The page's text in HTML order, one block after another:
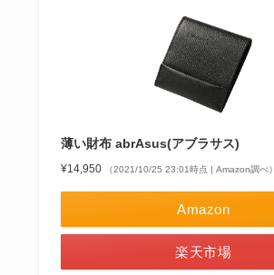
薄い財布 abrAsus(アブラサス)
¥14,950 （2021/10/25 23:01時点 | Amazon調べ）
Amazon
楽天市場